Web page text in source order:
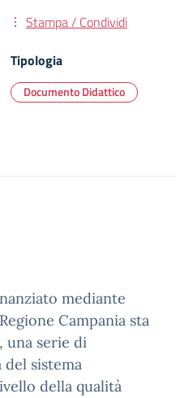
Stampa / Condividi
Tipologia
Documento Didattico
mediante
Campania sta
una serie di
sistema
della qualità